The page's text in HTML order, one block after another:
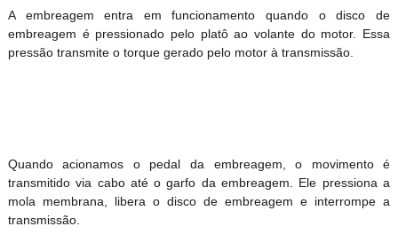
A embreagem entra em funcionamento quando o disco de
embreagem é pressionado pelo platô ao volante do motor. Essa
pressão transmite o torque gerado pelo motor à transmissão.
Quando acionamos o pedal da embreagem, o movimento é
transmitido via cabo até o garfo da embreagem. Ele pressiona a
mola membrana, libera o disco de embreagem e interrompe a
transmissão.